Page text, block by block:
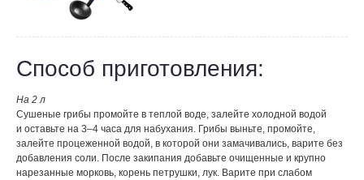
Способ приготовления:
На 2 л
Сушеные грибы промойте в теплой воде, залейте холодной водой
и оставьте на 3–4 часа для набухания. Грибы выньте, промойте,
залейте процеженной водой, в которой они замачивались, варите без
добавления соли. После закипания добавьте очищенные и крупно
нарезанные морковь, корень петрушки, лук. Варите при слабом